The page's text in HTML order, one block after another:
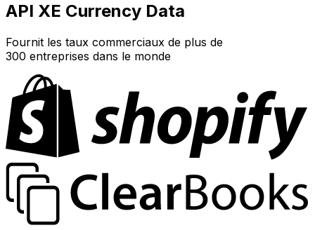
API XE Currency Data
Fournit les taux commerciaux de plus de
300 entreprises dans le monde